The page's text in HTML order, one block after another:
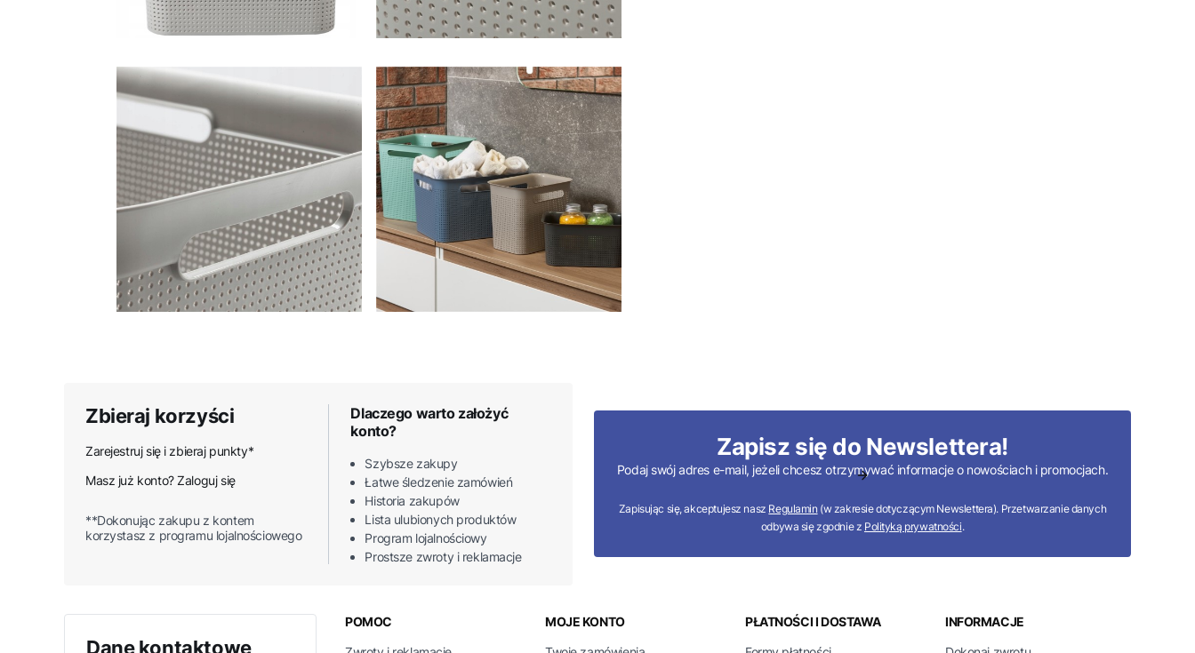
Zbieraj korzyści
Zarejestruj się i zbieraj punkty*
Masz już konto? Zaloguj się
**Dokonując zakupu z kontem
korzystasz z programu lojalnościowego
Dlaczego warto założyć
konto?
Szybsze zakupy
Łatwe śledzenie zamówień
Historia zakupów
Lista ulubionych produktów
Program lojalnościowy
Prostsze zwroty i reklamacje
Zapisz się do Newslettera!
Podaj swój adres e-mail, jeżeli chcesz otrzymywać informacje o nowościach i promocjach.
Zapisując się, akceptujesz nasz Regulamin (w zakresie dotyczącym Newslettera). Przetwarzanie danych
odbywa się zgodnie z Polityką prywatności.
Dane kontaktowe
Linki w stopce
POMOC
MOJE KONTO
PŁATNOŚCI I DOSTAWA
INFORMACJE